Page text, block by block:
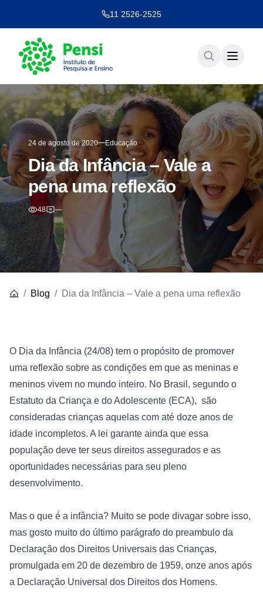
11 2526-2525
24 de agosto de 2020 Educação
Dia da Infância – Vale a
pena uma reflexão
48 —
Blog Dia da Infância – Vale a pena uma reflexão
O Dia da Infância (24/08) tem o propósito de promover
uma reflexão sobre as condições em que as meninas e
Estatuto da Criança e do Adolescente (ECA), são
consideradas crianças aquelas com até doze anos de
idade incompletos. A lei garante ainda que essa
população deve ter seus direitos assegurados e as
oportunidades necessárias para seu pleno
desenvolvimento.
Mas o que é a infância? Muito se pode divagar sobre isso,
mas gosto muito do último parágrafo do preambulo da
Declaração dos Direitos Universais das Crianças,
promulgada em 20 de dezembro de 1959, onze anos após
a Declaração Universal dos Direitos dos Homens.